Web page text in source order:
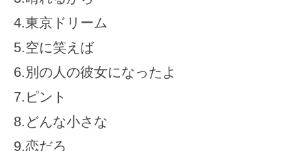
4.東京ドリーム
5.空に笑えば
6.別の人の彼女になったよ
7.ピント
8.どんな小さな
9.恋だろ